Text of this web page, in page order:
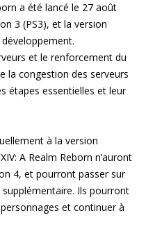
a été lancé le 27 août
3 (PS3), et la version
et le renforcement du
la congestion des serveurs
étapes essentielles et leur
à la version
A Realm Reborn n’auront
4, et pourront passer sur
Ils pourront
et continuer à